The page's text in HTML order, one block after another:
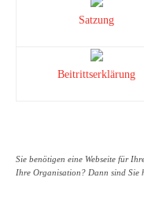
Satzung
Beitrittserklärung
Sie benötigen eine Webseite für
Ihre Organisation? Dann sind Sie